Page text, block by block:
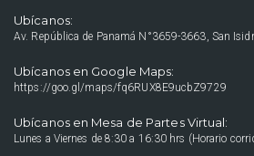
Ubícanos:
Av. República de Panamá N°3659-3663, San
Ubícanos en Google Maps:
https://goo.gl/maps/fq6RUX8E9ucbZ9729
Ubícanos en Mesa de Partes Virtual:
Lunes a Viernes de 8:30 a 16:30 hrs (Horario